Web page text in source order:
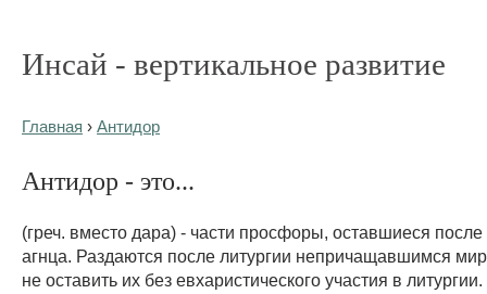
Инсай - вертикальное развитие
Главная › Антидор
Антидор - это...
(греч. вместо дара) - части просфоры, оставшиеся
агнца. Раздаются после литургии непричащавшимся
не оставить их без евхаристического участия в литургии.